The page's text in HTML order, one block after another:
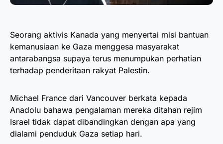
Seorang aktivis Kanada yang menyertai misi bantuan
kemanusiaan ke Gaza menggesa masyarakat
antarabangsa supaya terus menumpukan perhatian
terhadap penderitaan rakyat Palestin.
Michael France dari Vancouver berkata kepada
Anadolu bahawa pengalaman mereka ditahan rejim
Israel tidak dapat dibandingkan dengan apa yang
dialami penduduk Gaza setiap hari.